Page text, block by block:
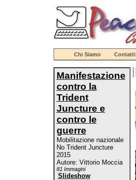
Chi Siamo Contatti
Manifestazione
contro la
Trident
Juncture e
contro le
guerre
Mobilitazione nazionale
No Trident Juncture
2015
Autore: Vittorio Moccia
81 Immagini
Slideshow